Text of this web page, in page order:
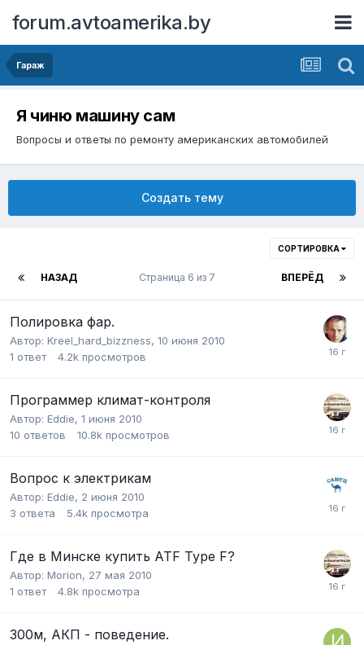
forum.avtoamerika.by
Гараж
Я чиню машину сам
Вопросы и ответы по ремонту американских автомобилей
Создать тему
СОРТИРОВКА
НАЗАД ВПЕРЁД
Страница 6 из 7
Полировка фар.
Автор: Kreel_hard_bizzness, 10 июня 2010
1 ответ 4.2k просмотров
Программер климат-контроля
Автор: Eddie, 1 июня 2010
10 ответов 10.8k просмотров
Вопрос к электрикам
Автор: Eddie, 2 июня 2010
3 ответа 5.4k просмотра
Где в Минске купить ATF Type F?
Автор: Morion, 27 мая 2010
1 ответ 4.8k просмотра
300м, АКП - поведение.